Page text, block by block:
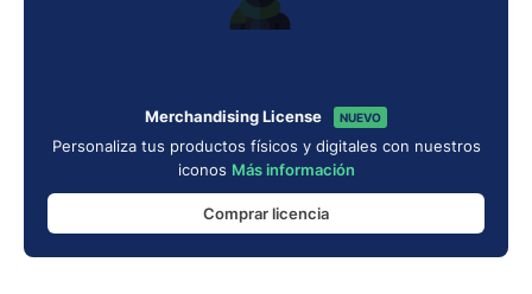
Merchandising License NUEVO
Personaliza tus productos físicos y digitales con nuestros
iconos Más información
Comprar licencia